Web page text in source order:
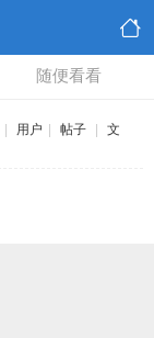
随便看看
用户 帖子
文